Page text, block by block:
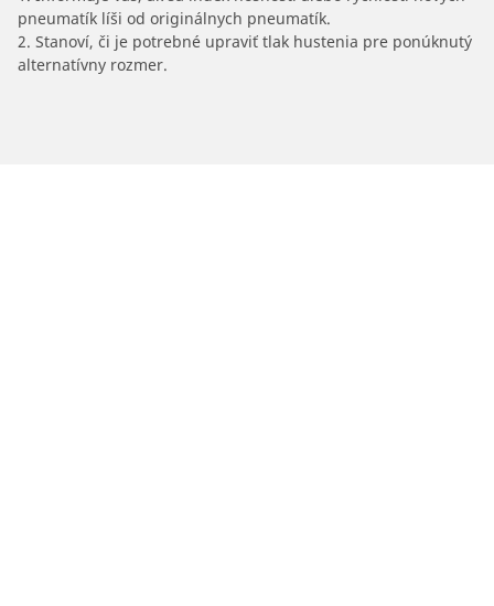
pneumatík líši od originálnych pneumatík.
2. Stanoví, či je potrebné upraviť tlak hustenia pre ponúknutý
alternatívny rozmer.